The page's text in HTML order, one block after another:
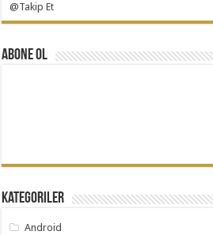
@Takip Et
Abone Ol
Kategoriler
Android